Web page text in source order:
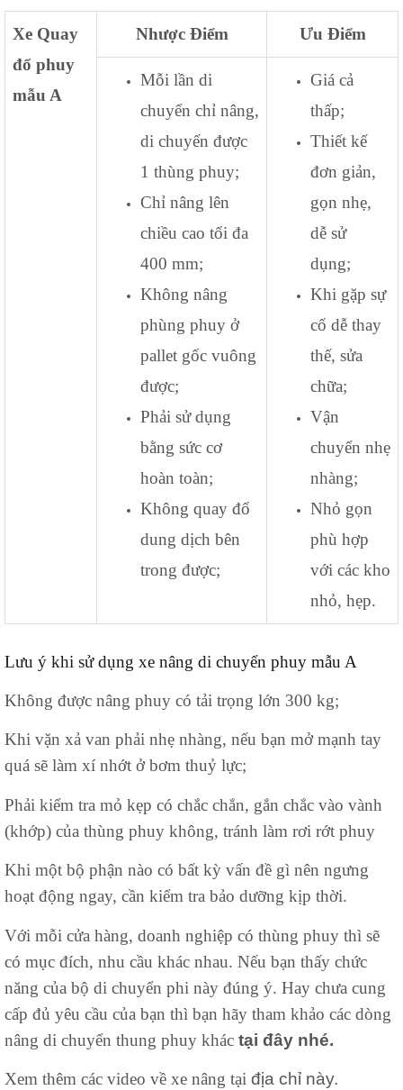
Xe Quay
đổ phuy
mẫu A
Nhược Điểm Ưu Điểm
Mỗi lần di
chuyển chỉ nâng,
di chuyển được
1 thùng phuy;
Chỉ nâng lên
chiều cao tối đa
400 mm;
Không nâng
phùng phuy ở
pallet gốc vuông
được;
Phải sử dụng
bằng sức cơ
hoàn toàn;
Không quay đổ
dung dịch bên
trong được;
Giá cả
thấp;
Thiết kế
đơn giản,
gọn nhẹ,
dễ sử
dụng;
Khi gặp sự
cố dễ thay
thế, sửa
chữa;
Vận
chuyển nhẹ
nhàng;
Nhỏ gọn
phù hợp
với các kho
nhỏ, hẹp.
Lưu ý khi sử dụng xe nâng di chuyển phuy mẫu A
Không được nâng phuy có tải trọng lớn 300 kg;
Khi vặn xả van phải nhẹ nhàng, nếu bạn mở mạnh tay
quá sẽ làm xí nhớt ở bơm thuỷ lực;
Phải kiểm tra mỏ kẹp có chắc chắn, gắn chắc vào vành
(khớp) của thùng phuy không, tránh làm rơi rớt phuy
Khi một bộ phận nào có bất kỳ vấn đề gì nên ngưng
hoạt động ngay, cần kiểm tra bảo dưỡng kịp thời.
Với mỗi cửa hàng, doanh nghiệp có thùng phuy thì sẽ
có mục đích, nhu cầu khác nhau. Nếu bạn thấy chức
năng của bộ di chuyển phi này đúng ý. Hay chưa cung
cấp đủ yêu cầu của bạn thì bạn hãy tham khảo các dòng
nâng di chuyển thung phuy khác tại đây nhé.
Xem thêm các video về xe nâng tại địa chỉ này.